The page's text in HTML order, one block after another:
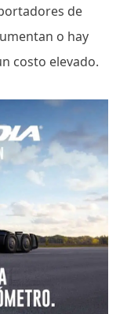
de
o hay
costo elevado.